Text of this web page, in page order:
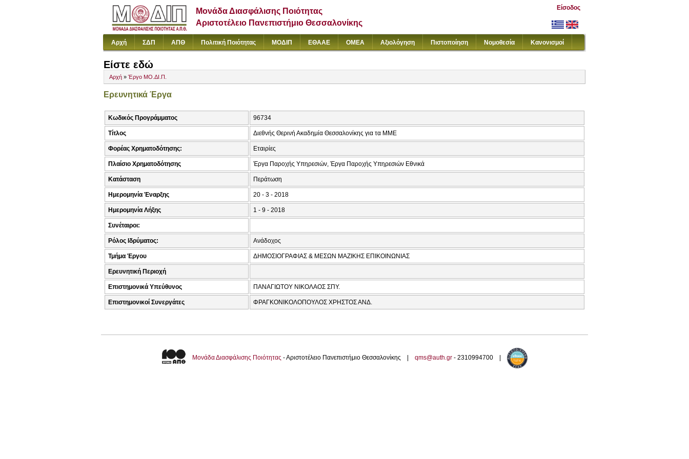
Μονάδα Διασφάλισης Ποιότητας
Αριστοτέλειο Πανεπιστήμιο Θεσσαλονίκης
Είσοδος
Αρχή ΣΔΠ ΑΠΘ Πολιτική Ποιότητας ΜΟΔΙΠ ΕΘΑΑΕ ΟΜΕΑ Αξιολόγηση Πιστοποίηση Νομοθεσία Κανονισμοί
Είστε εδώ
Αρχή » Έργο ΜΟ.ΔΙ.Π.
Ερευνητικά Έργα
Κωδικός Προγράμματος 96734
Τίτλος Διεθνής Θερινή Ακαδημία Θεσσαλονίκης για τα ΜΜΕ
Φορέας Χρηματοδότησης: Εταιρίες
Πλαίσιο Χρηματοδότησης Έργα Παροχής Υπηρεσιών, Έργα Παροχής Υπηρεσιών Εθνικά
Κατάσταση Περάτωση
Ημερομηνία Έναρξης 20 - 3 - 2018
Ημερομηνία Λήξης 1 - 9 - 2018
Συνέταιροι:
Ρόλος Ιδρύματος: Ανάδοχος
Τμήμα Έργου ΔΗΜΟΣΙΟΓΡΑΦΙΑΣ & ΜΕΣΩΝ ΜΑΖΙΚΗΣ ΕΠΙΚΟΙΝΩΝΙΑΣ
Ερευνητική Περιοχή
Επιστημονικά Υπεύθυνος ΠΑΝΑΓΙΩΤΟΥ ΝΙΚΟΛΑΟΣ ΣΠΥ.
Επιστημονικοί Συνεργάτες ΦΡΑΓΚΟΝΙΚΟΛΟΠΟΥΛΟΣ ΧΡΗΣΤΟΣ ΑΝΔ.
Μονάδα Διασφάλισης Ποιότητας - Αριστοτέλειο Πανεπιστήμιο Θεσσαλονίκης | qms@auth.gr - 2310994700 |